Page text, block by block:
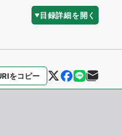
目録詳細を開く
をコピー